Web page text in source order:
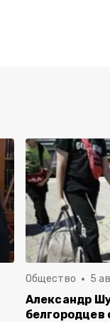
Общество 5
Александр
белгородцев